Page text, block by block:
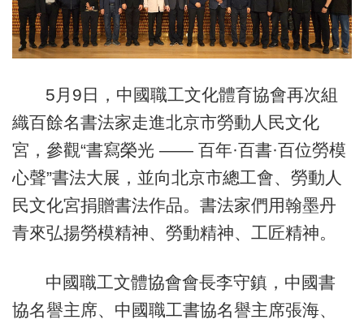
5月9日，中國職工文化體育協會再次組
織百餘名書法家走進北京市勞動人民文化
宮，參觀“書寫榮光 —— 百年·百書·百位勞模
心聲”書法大展，並向北京市總工會、勞動人
民文化宮捐贈書法作品。書法家們用翰墨丹
青來弘揚勞模精神、勞動精神、工匠精神。
中國職工文體協會會長李守鎮，中國書
協名譽主席、中國職工書協名譽主席張海、